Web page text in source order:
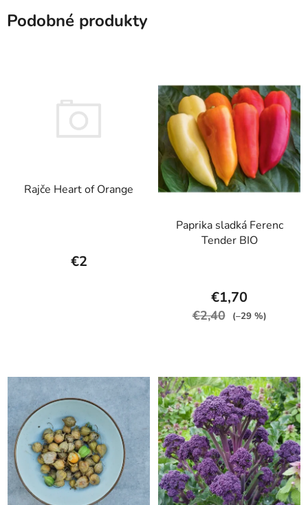
Podobné produkty
Rajče Heart of Orange
€2
Paprika sladká Ferenc
Tender BIO
€1,70
€2,40 (–29 %)